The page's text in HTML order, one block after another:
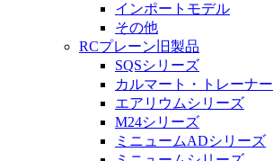
インポートモデル
その他
RCプレーン旧製品
SQSシリーズ
カルマート・トレーナー
エアリウムシリーズ
M24シリーズ
ミニュームADシリーズ